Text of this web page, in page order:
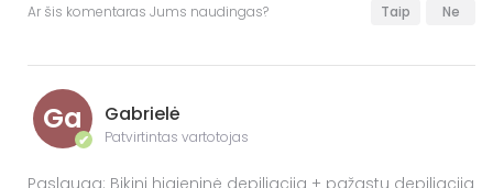
Ar šis komentaras Jums naudingas? Taip Ne
Ga
✔
Gabrielė
Patvirtintas vartotojas
Paslauga: Bikini higieninė depiliacija + pažastų depiliacija